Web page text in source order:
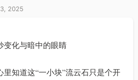
2025
变化与暗中的眼睛
知道这“一小块”流云石只是个开